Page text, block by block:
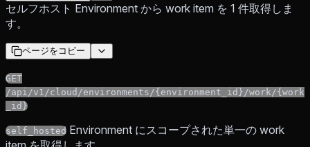
セルフホスト Environment から work item を 1 件取得しま
す。
ページをコピー
GET
/api/v1/cloud/environments/{environment_id}/work/{work
_id}
self_hosted Environment にスコープされた単一の work